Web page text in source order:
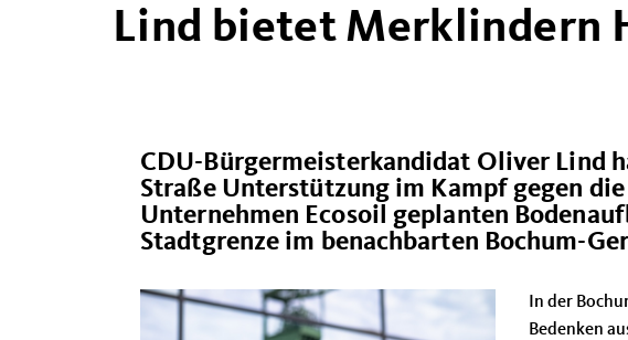
Lind bietet Merklindern
CDU-Bürgermeisterkandidat Oliver Lind
Straße Unterstützung im Kampf gegen
Unternehmen Ecosoil geplanten
Stadtgrenze im benachbarten Bochum-
In der
Bedenken